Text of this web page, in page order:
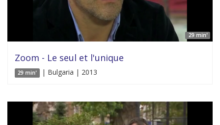
29 min'
Zoom - Le seul et l'unique
29 min' | Bulgaria | 2013